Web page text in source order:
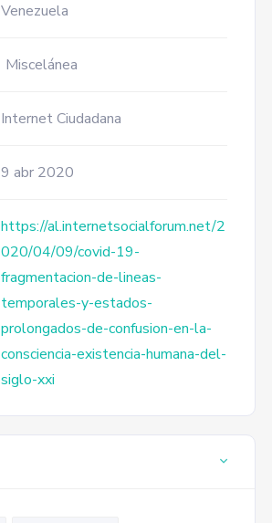
Venezuela
Miscelánea
Internet Ciudadana
9 abr 2020
https://al.internetsocialforum.net/2
020/04/09/covid-19-
fragmentacion-de-lineas-
temporales-y-estados-
prolongados-de-confusion-en-la-
consciencia-existencia-humana-del-
siglo-xxi